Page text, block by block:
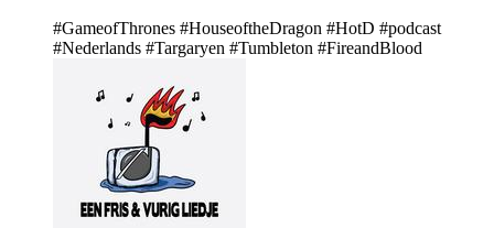
#GameofThrones #HouseoftheDragon #HotD #podcast
#Nederlands #Targaryen #Tumbleton #FireandBlood